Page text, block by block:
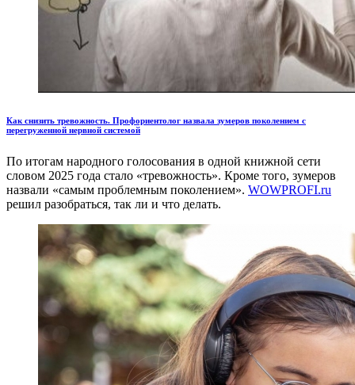
Как снизить тревожность. Профориентолог назвала зумеров поколением с
перегруженной нервной системой
По итогам народного голосования в одной книжной сети
словом 2025 года стало «тревожность». Кроме того, зумеров
назвали «самым проблемным поколением». WOWPROFI.ru
решил разобраться, так ли и что делать.